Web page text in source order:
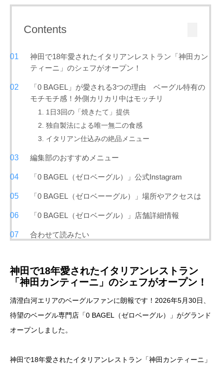
Contents
神田で18年愛されたイタリアンレストラン「神田カン
ティーニ」のシェフがオープン！
「0 BAGEL」が愛される3つの理由 ベーグル特有の
モチモチ感！外側カリカリ中はモッチリ
1. 1日3回の「焼きたて」提供
2. 独自製法による唯一無二の食感
3. イタリアン仕込みの絶品メニュー
編集部のおすすめメニュー
「0 BAGEL（ゼロベーグル）」公式Instagram
「0 BAGEL（ゼロベーーグル）」場所やアクセスは
「0 BAGEL（ゼロベーグル）」店舗詳細情報
合わせて読みたい
神田で18年愛されたイタリアンレストラン
「神田カンティーニ」のシェフがオープン！
清澄白河エリアのベーグルファンに朗報です！2026年5月30日、
待望のベーグル専門店「0 BAGEL（ゼロベーグル）」がグランド
オープンしました。
神田で18年愛されたイタリアンレストラン「神田カンティーニ」